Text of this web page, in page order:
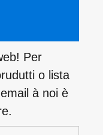
Per
o lista
à noi è